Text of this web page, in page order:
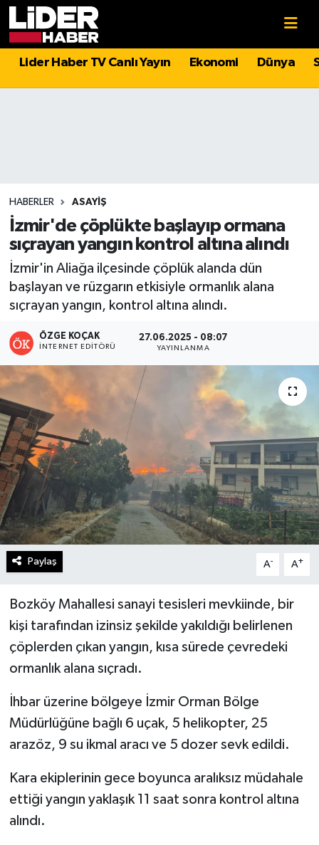
Lider Haber TV Canlı Yayın Ekonomi Dünya
HABERLER ASAYIŞ
İzmir'de çöplükte başlayıp ormana
sıçrayan yangın kontrol altına alındı
İzmir'in Aliağa ilçesinde çöplük alanda dün
başlayan ve rüzgarın etkisiyle ormanlık alana
sıçrayan yangın, kontrol altına alındı.
ÖZGE KOÇAK
İNTERNET EDITÖRÜ
27.06.2025 - 08:07
YAYINLANMA
Paylaş A- A+
Bozköy Mahallesi sanayi tesisleri mevkiinde, bir
kişi tarafından izinsiz şekilde yakıldığı belirlenen
çöplerden çıkan yangın, kısa sürede çevredeki
ormanlık alana sıçradı.
İhbar üzerine bölgeye İzmir Orman Bölge
Müdürlüğüne bağlı 6 uçak, 5 helikopter, 25
arazöz, 9 su ikmal aracı ve 5 dozer sevk edildi.
Kara ekiplerinin gece boyunca aralıksız müdahale
ettiği yangın yaklaşık 11 saat sonra kontrol altına
alındı.
Politika
Magazin
Spor
Sağlık
Teknoloji
Turizm
Kültür - Sanat
Lider Haber TV Canlı Yayın izle
Hava Durumu
Süper Lig Puan Durumu ve Fikstür
Tüm Manşetler
Son Dakika Haberleri
Haber Arşivi